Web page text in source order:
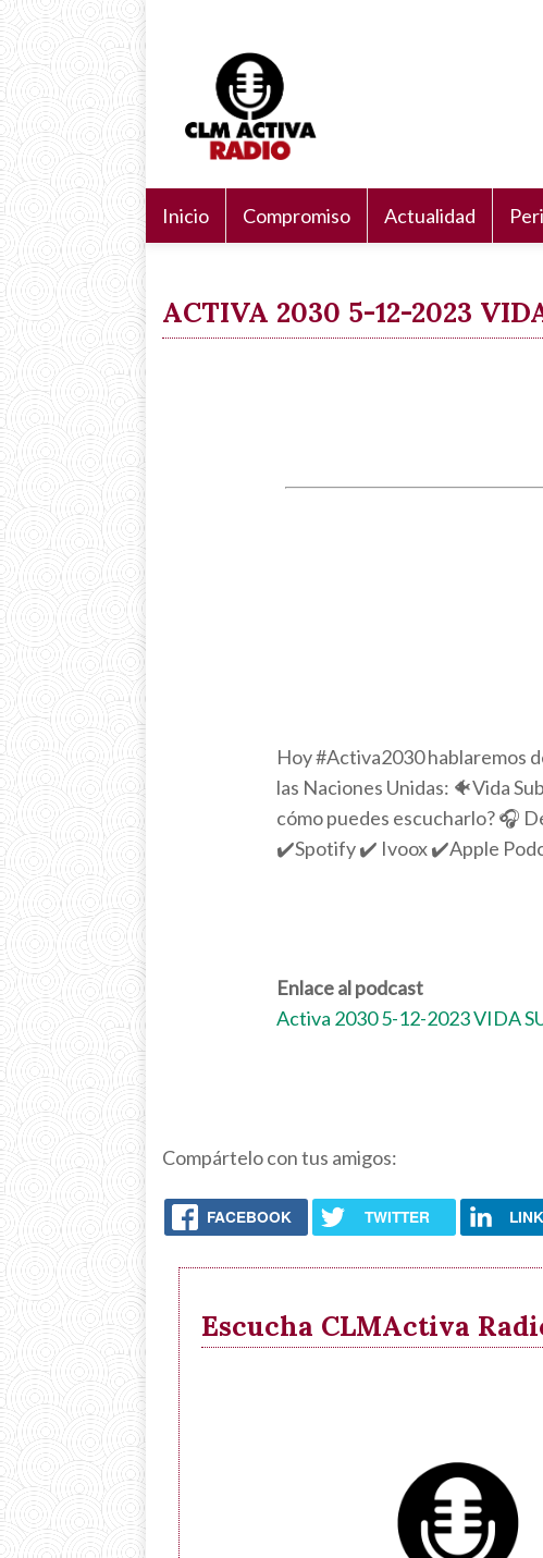
Pasar
al
contenido
principal
principal
Inicio Compromiso Actualidad
Buscar
ACTIVA 2030 5-12-2023
Hoy #Activa2030 hablaremos
las Naciones Unidas: 🐠Vida
cómo puedes escucharlo? 🎧
✔️Spotify ✔️ Ivoox ✔️Apple
Enlace al podcast
Activa 2030 5-12-2023 VIDA
Compártelo con tus amigos:
FACEBOOK TWITTER
Escucha CLMActiva